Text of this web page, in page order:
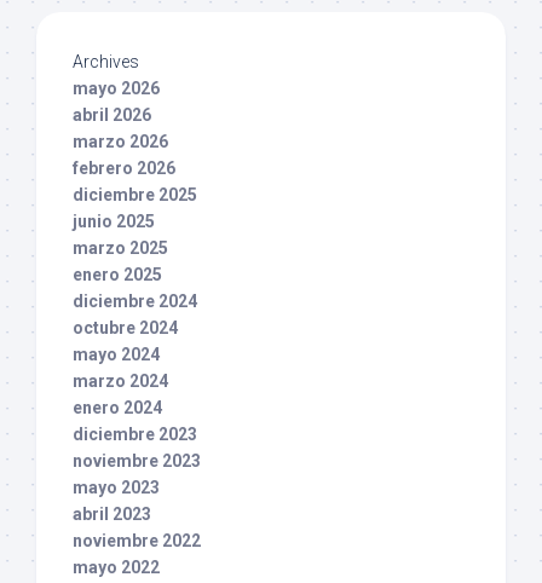
Archives
mayo 2026
abril 2026
marzo 2026
febrero 2026
diciembre 2025
junio 2025
marzo 2025
enero 2025
diciembre 2024
octubre 2024
mayo 2024
marzo 2024
enero 2024
diciembre 2023
noviembre 2023
mayo 2023
abril 2023
noviembre 2022
mayo 2022